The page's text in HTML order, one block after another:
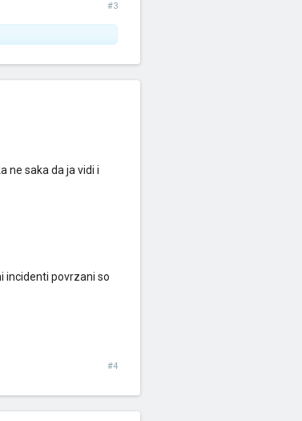
#3
ne saka da ja vidi i
incidenti povrzani so
#4